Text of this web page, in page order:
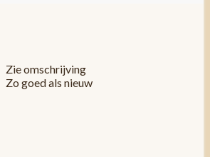
Zie omschrijving
Zo goed als nieuw